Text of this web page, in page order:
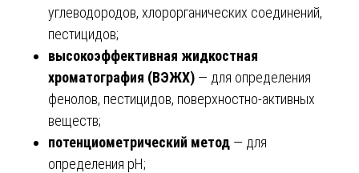
углеводородов, хлорорганических соединений,
пестицидов;
высокоэффективная жидкостная
хроматография (ВЭЖХ) — для определения
фенолов, пестицидов, поверхностно-активных
веществ;
потенциометрический метод — для
определения pH;